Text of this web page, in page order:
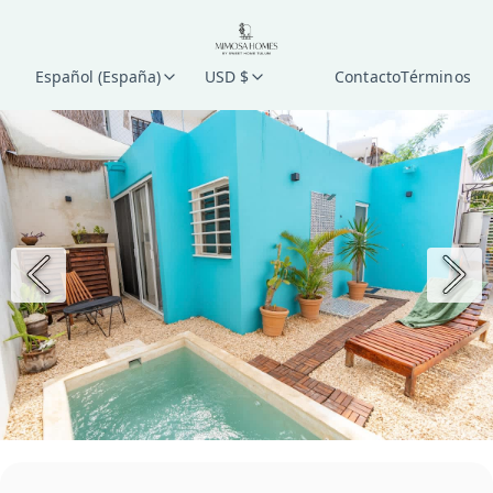
Español (España) USD $ ContactoTérminos